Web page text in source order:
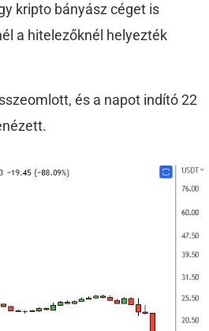
kripto bányász céget is
a hitelezőknél helyezték
és a napot indító 22